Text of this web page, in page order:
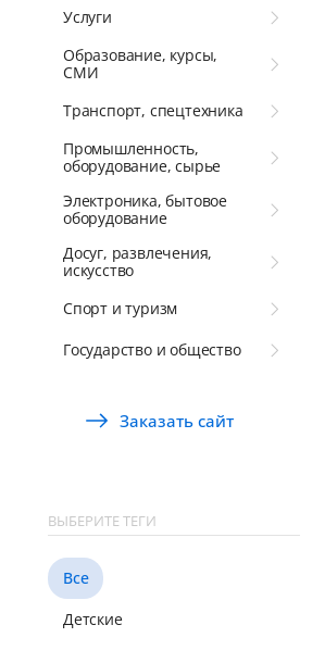
Услуги
Образование, курсы,
СМИ
Транспорт, спецтехника
Промышленность,
оборудование, сырье
Электроника, бытовое
оборудование
Досуг, развлечения,
искусство
Спорт и туризм
Государство и общество
Заказать сайт
ВЫБЕРИТЕ ТЕГИ
Все
Детские